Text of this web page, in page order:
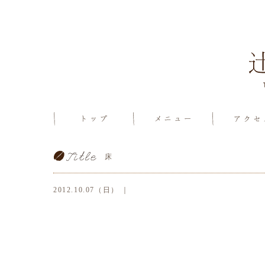
床
2012.10.07（日） ｜